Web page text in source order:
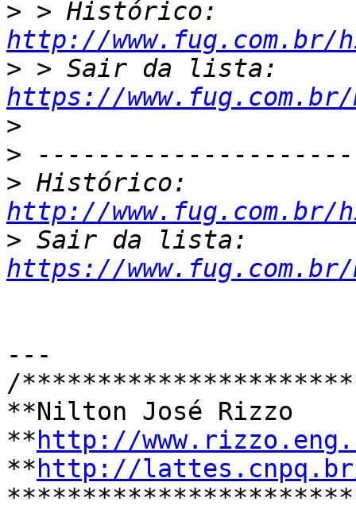
>
http://
>
https://
>
>
>
http://
>
https://
---
/
**Nilton José Rizzo
** http://
** http://lattes.cnpq.br/